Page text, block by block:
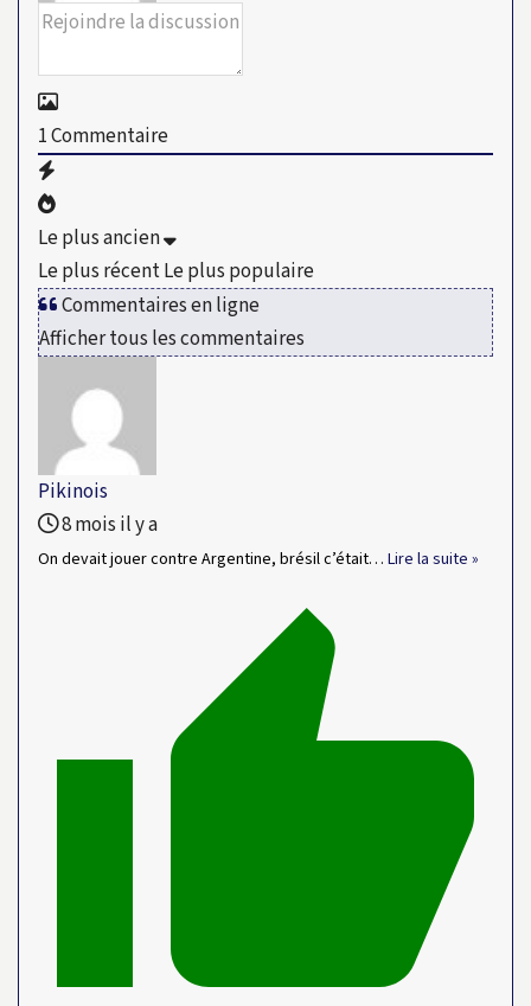
1Commentaire
Le plus ancien
Le plus récentLe plus populaire
Commentaires en ligne
Afficher tous les commentaires
Pikinois
8 mois il y a
On devait jouer contre Argentine, brésil c’était… Lire la suite »